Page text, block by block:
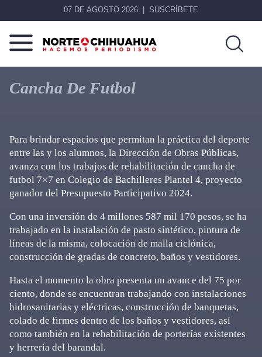
07 DE AGOSTO 2026 SUSCRÍBETE
Norte
De
Chihuahua
Más
que
noticias,
Cancha De Futbol
Para brindar espacios que permitan la práctica del deporte
entre las y los alumnos, la Dirección de Obras Públicas,
avanza con los trabajos de rehabilitación de cancha de
futbol 7×7 en Colegio de Bachilleres Plantel 4, proyecto
ganador del Presupuesto Participativo 2024.
Con una inversión de 4 millones 587 mil 170 pesos, se ha
trabajado en la instalación de pasto sintético, pintura de
líneas de la misma, colocación de malla ciclónica,
construcción de gradas de concreto, baños y vestidores.
Hasta el momento la obra presenta un avance del 75 por
ciento, donde se encuentran trabajando con instalaciones
hidrosanitarias y eléctricas, construcción de banquetas,
colado de firmes dentro de los baños y vestidores, así
como también en la rehabilitación de porterías existentes
y herrería del barandal.